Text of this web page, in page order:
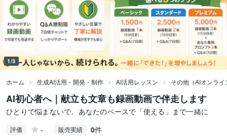
1/3
ホーム 生成AI活用・開発・制作 AI活用レッスン その他（AIオンラ
AI初心者へ｜献立も文章も録画動画で伴走します
ひとりで悩まないで。あなたのペースで「使える」まで一緒に
評価 - 販売実績 0件